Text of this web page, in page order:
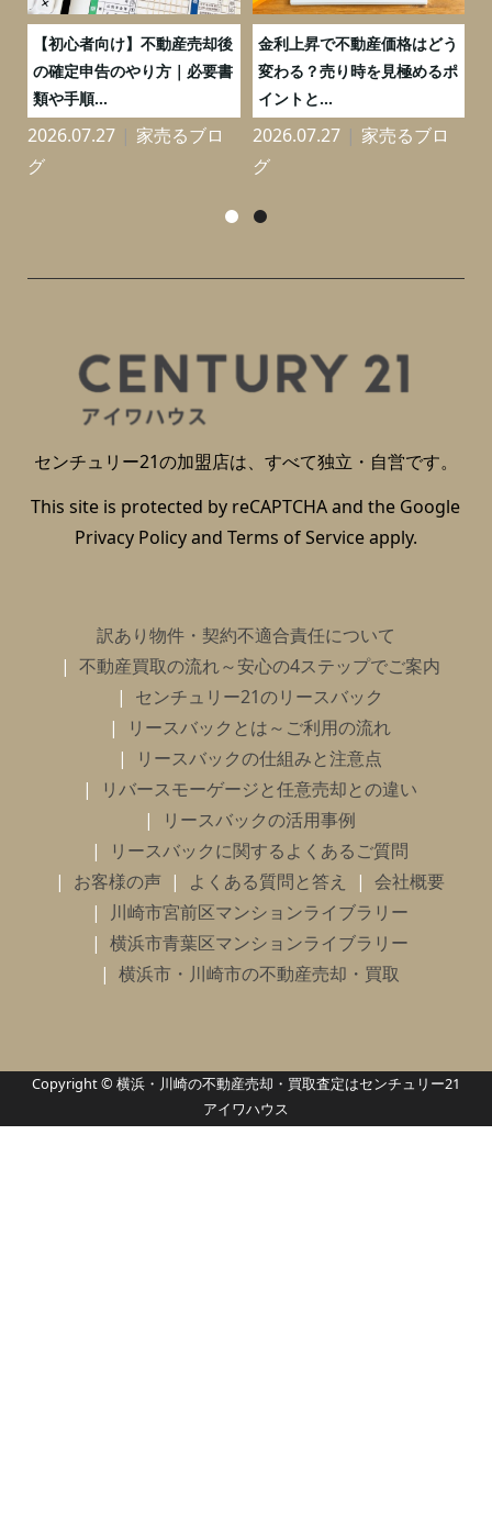
【初心者向け】不動産売却後
の確定申告のやり方｜必要書
類や手順...
2026.07.27
家売るブロ
グ
金利上昇で不動産価格はどう
変わる？売り時を見極めるポ
イントと...
2026.07.27
家売るブロ
グ
センチュリー21の加盟店は、すべて独立・自営です。
This site is protected by reCAPTCHA and the Google
Privacy Policyand Terms of Serviceapply.
訳あり物件・契約不適合責任について
不動産買取の流れ～安心の4ステップでご案内
センチュリー21のリースバック
リースバックとは～ご利用の流れ
リースバックの仕組みと注意点
リバースモーゲージと任意売却との違い
リースバックの活用事例
リースバックに関するよくあるご質問
お客様の声
よくある質問と答え
会社概要
川崎市宮前区マンションライブラリー
横浜市青葉区マンションライブラリー
横浜市・川崎市の不動産売却・買取
Copyright © 横浜・川崎の不動産売却・買取査定はセンチュリー21
アイワハウス